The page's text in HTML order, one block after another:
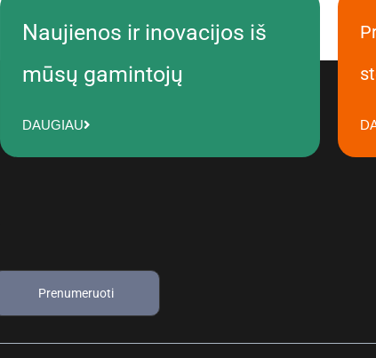
Naujienos ir inovacijos iš
mūsų gamintojų
DAUGIAU
Prenumeruoti